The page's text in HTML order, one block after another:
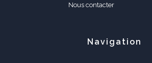
Nous contacter
Navigation